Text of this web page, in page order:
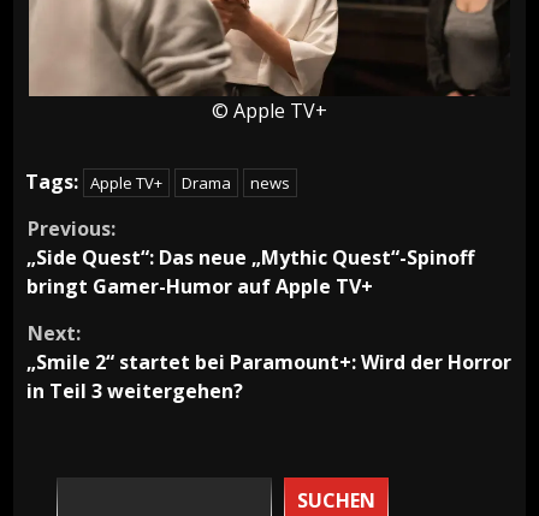
© Apple TV+
Tags: Apple TV+ Drama news
Continue
Reading
Previous:
„Side Quest“: Das neue „Mythic Quest“-Spinoff
bringt Gamer-Humor auf Apple TV+
Next:
„Smile 2“ startet bei Paramount+: Wird der Horror
in Teil 3 weitergehen?
SUCHEN